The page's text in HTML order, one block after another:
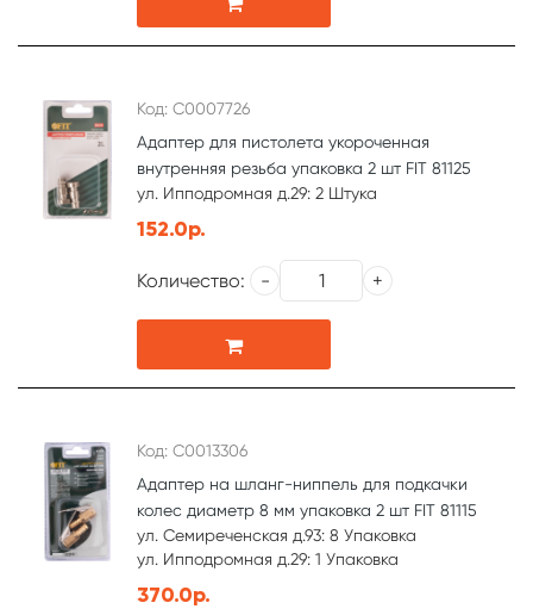
Код: С0007726
Адаптер для пистолета укороченная
внутренняя резьба упаковка 2 шт FIT 81125
ул. Ипподромная д.29: 2 Штука
152.0р.
Количество:
Код: С0013306
Адаптер на шланг-ниппель для подкачки
колес диаметр 8 мм упаковка 2 шт FIT 81115
ул. Семиреченская д.93: 8 Упаковка
ул. Ипподромная д.29: 1 Упаковка
370.0р.